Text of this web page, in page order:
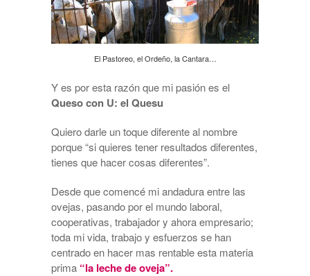
El Pastoreo, el Ordeño, la Cantara…
Y es por esta razón que mi pasión es el
Queso con U: el Quesu
Quiero darle un toque diferente al nombre
porque “si quieres tener resultados diferentes,
tienes que hacer cosas diferentes”.
Desde que comencé mi andadura entre las
ovejas, pasando por el mundo laboral,
cooperativas, trabajador y ahora empresario;
toda mi vida, trabajo y esfuerzos se han
centrado en hacer mas rentable esta materia
prima “la leche de oveja”.